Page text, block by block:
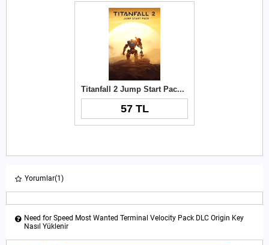
Titanfall 2 Jump Start Pack DLC Origin Key
57 TL
Yorumlar(1)
Need for Speed Most Wanted Terminal Velocity Pack DLC Origin Key
Nasıl Yüklenir